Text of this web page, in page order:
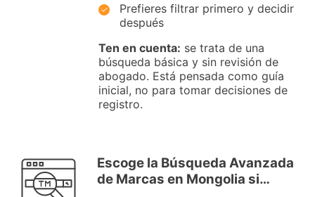
Prefieres filtrar primero y decidir
después
Ten en cuenta: se trata de una
búsqueda básica y sin revisión de
abogado. Está pensada como guía
inicial, no para tomar decisiones de
registro.
Escoge la Búsqueda Avanzada
de Marcas en Mongolia si…